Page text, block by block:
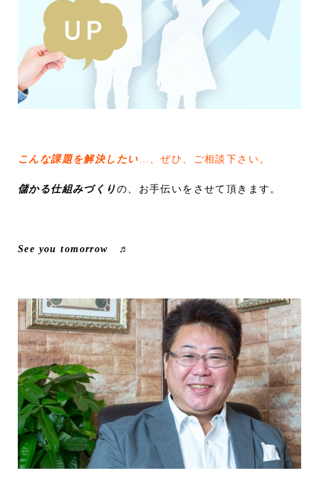
こんな課題を解決したい …、ぜひ、ご相談下さい。
儲かる仕組みづくりの、お手伝いをさせて頂きます。
See you tomorrow ♬